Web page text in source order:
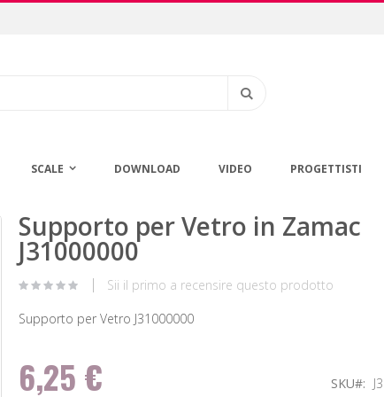
SCALE DOWNLOAD VIDEO PROGETTISTI
Vai
all'inizio
della
galleria
Supporto per Vetro in Zamac
J31000000
Sii il primo a recensire questo prodotto
Supporto per Vetro J31000000
6,25 € SKU